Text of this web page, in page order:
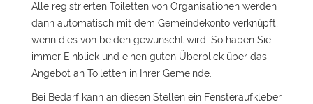
Alle registrierten Toiletten von Organisationen werden
dann automatisch mit dem Gemeindekonto verknüpft,
wenn dies von beiden gewünscht wird. So haben Sie
immer Einblick und einen guten Überblick über das
Angebot an Toiletten in Ihrer Gemeinde.
Bei Bedarf kann an diesen Stellen ein Fensteraufkleber